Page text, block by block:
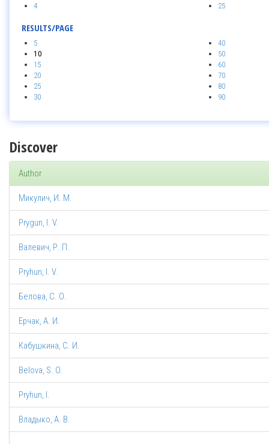
4
25
RESULTS/PAGE
5
10
15
20
25
30
40
50
60
70
80
90
Discover
Author
Микулич, И. М.
Prygun, I. V.
Валевич, Р. П.
Pryhun, I. V.
Белова, С. О.
Ерчак, А. И.
Кабушкина, С. И.
Belova, S. O.
Pryhun, I.
Владыко, А. В.